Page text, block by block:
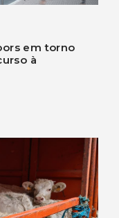
em torno
à